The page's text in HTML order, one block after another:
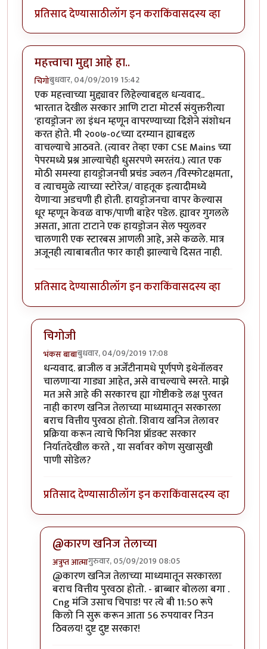
प्रतिसाद देण्यासाठीलॉग इन कराकिंवासदस्य व्हा
महत्त्वाचा मुद्दा आहे हा..
चिगोबुधवार, 04/09/2019 15:42
एक महत्त्वाच्या मुद्द्यावर लिहेल्याबद्दल धन्यवाद..
भारतात देखील सरकार आणि टाटा मोटर्स संयुक्तरीत्या
'हायड्रोजन' ला इंधन म्हणून वापरण्याच्या दिशेने संशोधन
करत होते. मी २००७-०८च्या दरम्यान ह्याबद्दल
वाचल्याचे आठवते. (त्यावर तेव्हा एका CSE Mains च्या
पेपरमध्ये प्रश्न आल्याचेही धुसरपणे स्मरतंय.) त्यात एक
मोठी समस्या हायड्रोजनची प्रचंड ज्वलन /विस्फोटक्षमता,
व त्याचमुळे त्याच्या स्टोरेज/ वाहतूक इत्यादीमध्ये
येणार्‍या अडचणी ही होती. हायड्रोजनचा वापर केल्यास
धूर म्हणून केवळ वाफ/पाणी बाहेर पडेल. ह्यावर गुगलले
असता, आता टाटाने एक हायड्रोजन सेल फ्युलवर
चालणारी एक स्टारबस आणली आहे, असे कळले. मात्र
अजूनही त्याबाबतीत फार काही झाल्याचे दिसत नाही.
प्रतिसाद देण्यासाठीलॉग इन कराकिंवासदस्य व्हा
चिगोजी
भंकस बाबाबुधवार, 04/09/2019 17:08
In reply toमहत्त्वाचा मुद्दा आहे हा..byचिगो
धन्यवाद. ब्राजील व अर्जेंटीनामधे पूर्णपणे इथेनॉलवर
चालणाऱ्या गाड्या आहेत, असे वाचल्याचे स्मरते. माझे
मत असे आहे की सरकारच ह्या गोष्टीकडे लक्ष पुरवत
नाही कारण खनिज तेलाच्या माध्यमातून सरकारला
बराच वित्तीय पुरवठा होतो. शिवाय खनिज तेलावर
प्रक्रिया करून त्याचे फिनिश प्रॉडक्ट सरकार
निर्यातदेखील करते , या सर्वावर कोण सुखासुखी
पाणी सोडेल?
प्रतिसाद देण्यासाठीलॉग इन कराकिंवासदस्य व्हा
@कारण खनिज तेलाच्या
अत्रुप्त आत्मागुरुवार, 05/09/2019 08:05
In reply toचिगोजीbyभंकस बाबा
@कारण खनिज तेलाच्या माध्यमातून सरकारला
बराच वित्तीय पुरवठा होतो. - ब्राब्बार बोलला बगा .
Cng मंजि उसाच चिपाड! पर त्ये बी 11:50 रूपे
किलो नि सुरू करून आता 56 रुपयावर निउन
ठिवलय! दुष्ट दुष्ट सरकार!